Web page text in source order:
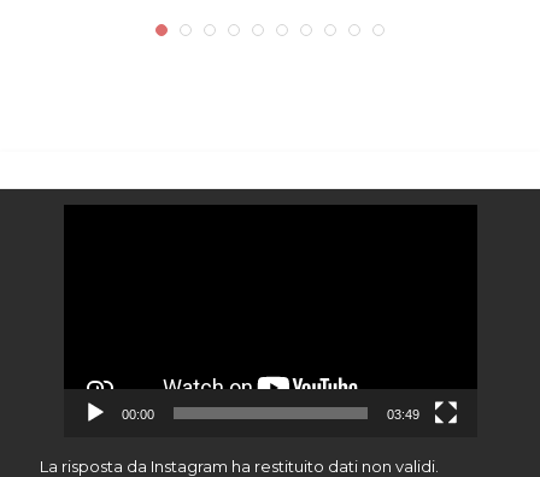
00:00 03:49
La risposta da Instagram ha restituito dati non validi.